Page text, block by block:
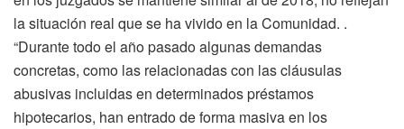
la situación real que se ha vivido en la Comunidad. .
“Durante todo el año pasado algunas demandas
concretas, como las relacionadas con las cláusulas
abusivas incluidas en determinados préstamos
hipotecarios, han entrado de forma masiva en los